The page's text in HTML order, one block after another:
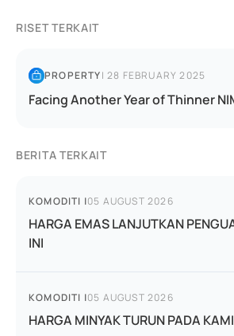
RISET TERKAIT
PROPERTY|28 FEBRUARY 2025
Facing Another Year of Thinner
BERITA TERKAIT
KOMODITI |05 AUGUST 2026
HARGA EMAS LANJUTKAN
INI
KOMODITI |05 AUGUST 2026
HARGA MINYAK TURUN PADA